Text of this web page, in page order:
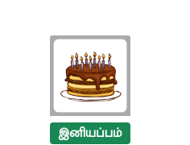
இனியப்பம்